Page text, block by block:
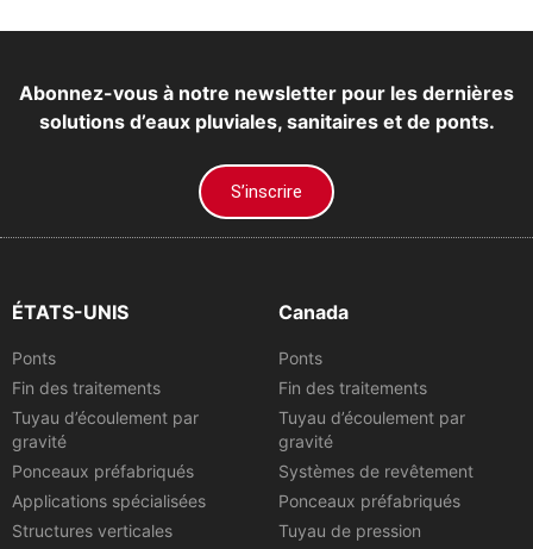
Abonnez-vous à notre newsletter pour les dernières
solutions d’eaux pluviales, sanitaires et de ponts.
S’inscrire
ÉTATS-UNIS
Ponts
Fin des traitements
Tuyau d’écoulement par
gravité
Ponceaux préfabriqués
Applications spécialisées
Structures verticales
Canada
Ponts
Fin des traitements
Tuyau d’écoulement par
gravité
Systèmes de revêtement
Ponceaux préfabriqués
Tuyau de pression